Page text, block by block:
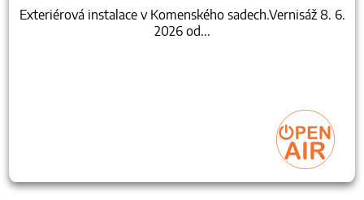
Exteriérová instalace v Komenského sadech.Vernisáž 8. 6.
2026 od...